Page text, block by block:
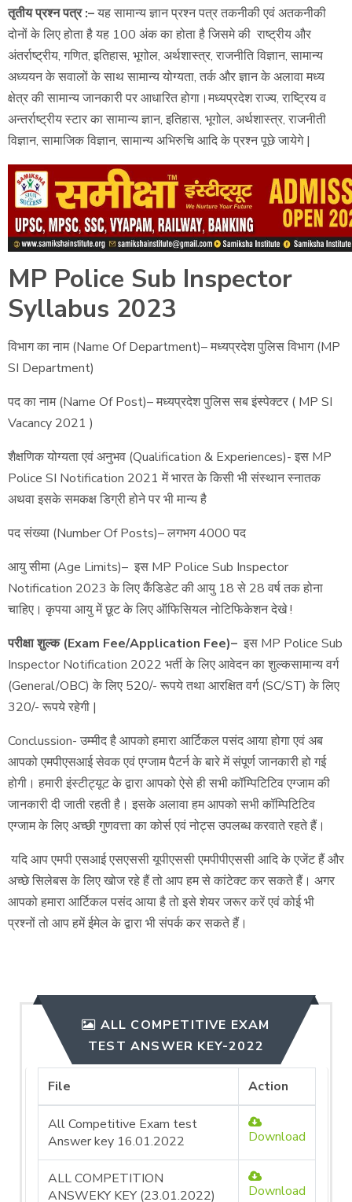
तृतीय प्रश्न पत्र :–यह सामान्य ज्ञान प्रश्न पत्र तकनीकी एवं अतकनीकी
दोनों के लिए होता है यह 100 अंक का होता है जिसमे की राष्ट्रीय और
अंतर्राष्ट्रीय, गणित, इतिहास, भूगोल, अर्थशास्त्र, राजनीति विज्ञान, सामान्य
अध्ययन के सवालों के साथ सामान्य योग्यता, तर्क और ज्ञान के अलावा मध्य
क्षेत्र की सामान्य जानकारी पर आधारित होगा।मध्यप्रदेश राज्य, राष्ट्रिय व
अन्तर्राष्ट्रीय स्टार का सामान्य ज्ञान, इतिहास, भूगोल, अर्थशास्त्र, राजनीती
विज्ञान, सामाजिक विज्ञान, सामान्य अभिरुचि आदि के प्रश्न पूछे जायेगे |
MP Police Sub Inspector
Syllabus 2023
विभाग का नाम (Name Of Department)– मध्यप्रदेश पुलिस विभाग (MP
SI Department)
पद का नाम (Name Of Post)– मध्यप्रदेश पुलिस सब इंस्पेक्टर ( MP SI
Vacancy 2021 )
शैक्षणिक योग्यता एवं अनुभव (Qualification & Experiences)- इस MP
Police SI Notification 2021 में भारत के किसी भी संस्थान स्नातक
अथवा इसके समकक्ष डिग्री होने पर भी मान्य है
पद संख्या (Number Of Posts)– लगभग 4000 पद
आयु सीमा (Age Limits)– इस MP Police Sub Inspector
Notification 2023 के लिए कैंडिडेट की आयु 18 से 28 वर्ष तक होना
चाहिए। कृपया आयु में छूट के लिए ऑफिसियल नोटिफिकेशन देखे !
परीक्षा शुल्क (Exam Fee/Application Fee)– इस MP Police Sub
Inspector Notification 2022 भर्ती के लिए आवेदन का शुल्कसामान्य वर्ग
(General/OBC) के लिए 520/- रूपये तथा आरक्षित वर्ग (SC/ST) के लिए
320/- रूपये रहेगी |
Conclussion- उम्मीद है आपको हमारा आर्टिकल पसंद आया होगा एवं अब
आपको एमपीएसआई सेवक एवं एग्जाम पैटर्न के बारे में संपूर्ण जानकारी हो गई
होगी। हमारी इंस्टीट्यूट के द्वारा आपको ऐसे ही सभी कॉम्पिटिटिव एग्जाम की
जानकारी दी जाती रहती है। इसके अलावा हम आपको सभी कॉम्पिटिटिव
एग्जाम के लिए अच्छी गुणवत्ता का कोर्स एवं नोट्स उपलब्ध करवाते रहते हैं।
यदि आप एमपी एसआई एसएससी यूपीएससी एमपीपीएससी आदि के एजेंट हैं और
अच्छे सिलेबस के लिए खोज रहे हैं तो आप हम से कांटेक्ट कर सकते हैं। अगर
आपको हमारा आर्टिकल पसंद आया है तो इसे शेयर जरूर करें एवं कोई भी
प्रश्नों तो आप हमें ईमेल के द्वारा भी संपर्क कर सकते हैं।
ALL COMPETITIVE EXAM
TEST ANSWER KEY-2022
File Action
All Competitive Exam test
Answer key 16.01.2022
Download
ALL COMPETITION
ANSWEKY KEY (23.01.2022)
Download